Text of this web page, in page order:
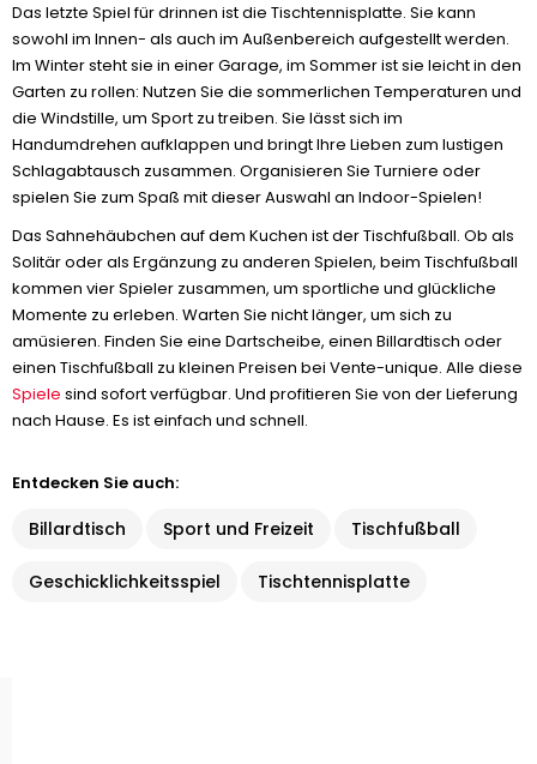
Das letzte Spiel für drinnen ist die Tischtennisplatte. Sie kann
sowohl im Innen- als auch im Außenbereich aufgestellt werden.
Im Winter steht sie in einer Garage, im Sommer ist sie leicht in den
Garten zu rollen: Nutzen Sie die sommerlichen Temperaturen und
die Windstille, um Sport zu treiben. Sie lässt sich im
Handumdrehen aufklappen und bringt Ihre Lieben zum lustigen
Schlagabtausch zusammen. Organisieren Sie Turniere oder
spielen Sie zum Spaß mit dieser Auswahl an Indoor-Spielen!
Das Sahnehäubchen auf dem Kuchen ist der Tischfußball. Ob als
Solitär oder als Ergänzung zu anderen Spielen, beim Tischfußball
kommen vier Spieler zusammen, um sportliche und glückliche
Momente zu erleben. Warten Sie nicht länger, um sich zu
amüsieren. Finden Sie eine Dartscheibe, einen Billardtisch oder
einen Tischfußball zu kleinen Preisen bei Vente-unique. Alle diese
Spiele sind sofort verfügbar. Und profitieren Sie von der Lieferung
nach Hause. Es ist einfach und schnell.
Entdecken Sie auch:
Billardtisch Sport und Freizeit Tischfußball
Geschicklichkeitsspiel Tischtennisplatte